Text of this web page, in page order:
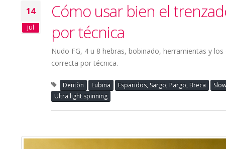
14
jul
Cómo usar bien el
por técnica
Nudo FG, 4 u 8 hebras, bobinado, herramientas y
correcta por técnica.
Dentòn Lubina Esparidos, Sargo, Pargo, Breca
Ultra light spinning